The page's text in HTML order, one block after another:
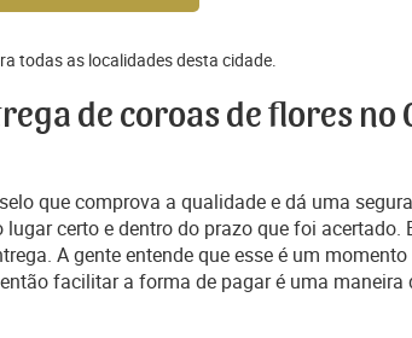
todas as localidades desta cidade.
de coroas de flores no
que comprova a qualidade e dá uma
certo e dentro do prazo que foi acertado.
A gente entende que esse é um
facilitar a forma de pagar é uma maneira